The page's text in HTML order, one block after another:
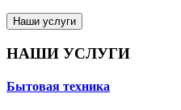
Наши услуги
НАШИ УСЛУГИ
Бытовая техника